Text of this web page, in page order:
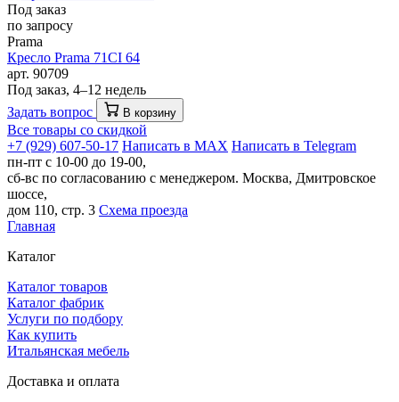
Под заказ
по запросу
Prama
Кресло Prama 71CI 64
арт. 90709
Под заказ, 4–12 недель
Задать вопрос
В корзину
Все товары со скидкой
+7 (929) 607-50-17 Написать в MAX Написать в Telegram
пн-пт с 10-00 до 19-00,
сб-вс по согласованию с менеджером. Москва, Дмитровское
шоссе,
дом 110, стр. 3 Схема проезда
Главная
Каталог
Каталог товаров
Каталог фабрик
Услуги по подбору
Как купить
Итальянская мебель
Доставка и оплата